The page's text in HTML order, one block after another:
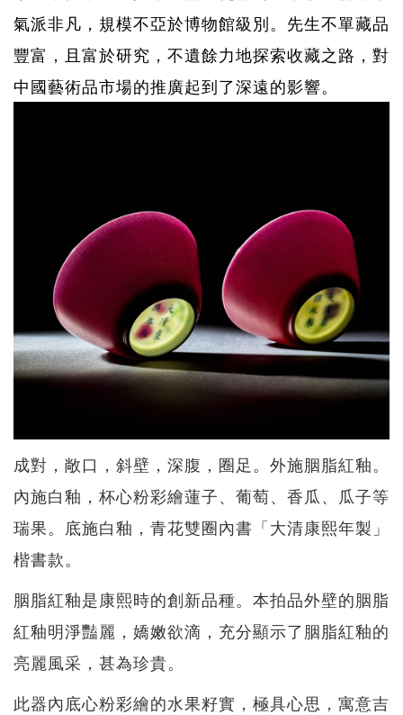
氣派非凡，規模不亞於博物館級別。先生不單藏品
豐富，且富於研究，不遺餘力地探索收藏之路，對
中國藝術品市場的推廣起到了深遠的影響。
成對，敞口，斜壁，深腹，圈足。外施胭脂紅釉。
內施白釉，杯心粉彩繪蓮子、葡萄、香瓜、瓜子等
瑞果。底施白釉，青花雙圈內書「大清康熙年製」
楷書款。
胭脂紅釉是康熙時的創新品種。本拍品外壁的胭脂
紅釉明淨豔麗，嬌嫩欲滴，充分顯示了胭脂紅釉的
亮麗風采，甚為珍貴。
此器內底心粉彩繪的水果籽實，極具心思，寓意吉